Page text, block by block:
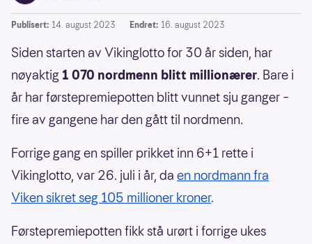
Publisert: 14. august 2023 Endret: 16. august 2023
Siden starten av Vikinglotto for 30 år siden, har
nøyaktig1 070 nordmenn blitt millionærer. Bare i
år har førstepremiepotten blitt vunnet sju ganger –
fire av gangene har den gått til nordmenn.
Forrige gang en spiller prikket inn 6+1 rette i
Vikinglotto, var 26. juli i år, da en nordmann fra
Viken sikret seg 105 millioner kroner.
Førstepremiepotten fikk stå urørt i forrige ukes